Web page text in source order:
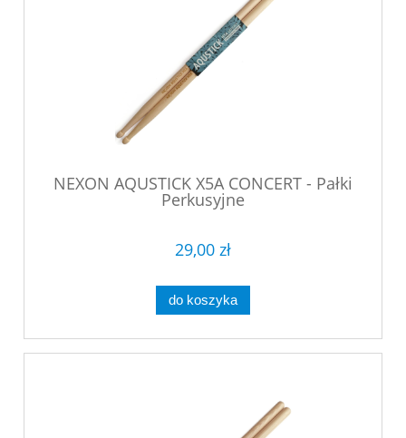
NEXON AQUSTICK X5A CONCERT - Pałki
Perkusyjne
29,00 zł
do koszyka